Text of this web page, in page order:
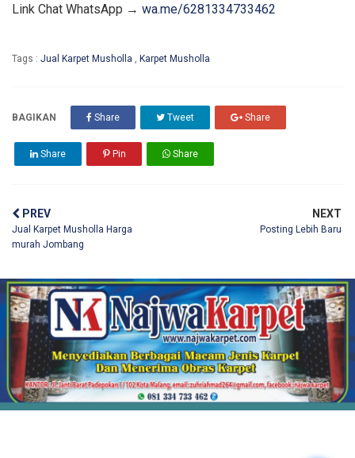
Link Chat WhatsApp → wa.me/6281334733462
Tags : Jual Karpet Musholla Karpet Musholla
BAGIKAN Share Tweet Share
Share Pin Share
PREV
Jual Karpet Musholla Harga
murah Jombang
NEXT
Posting Lebih Baru